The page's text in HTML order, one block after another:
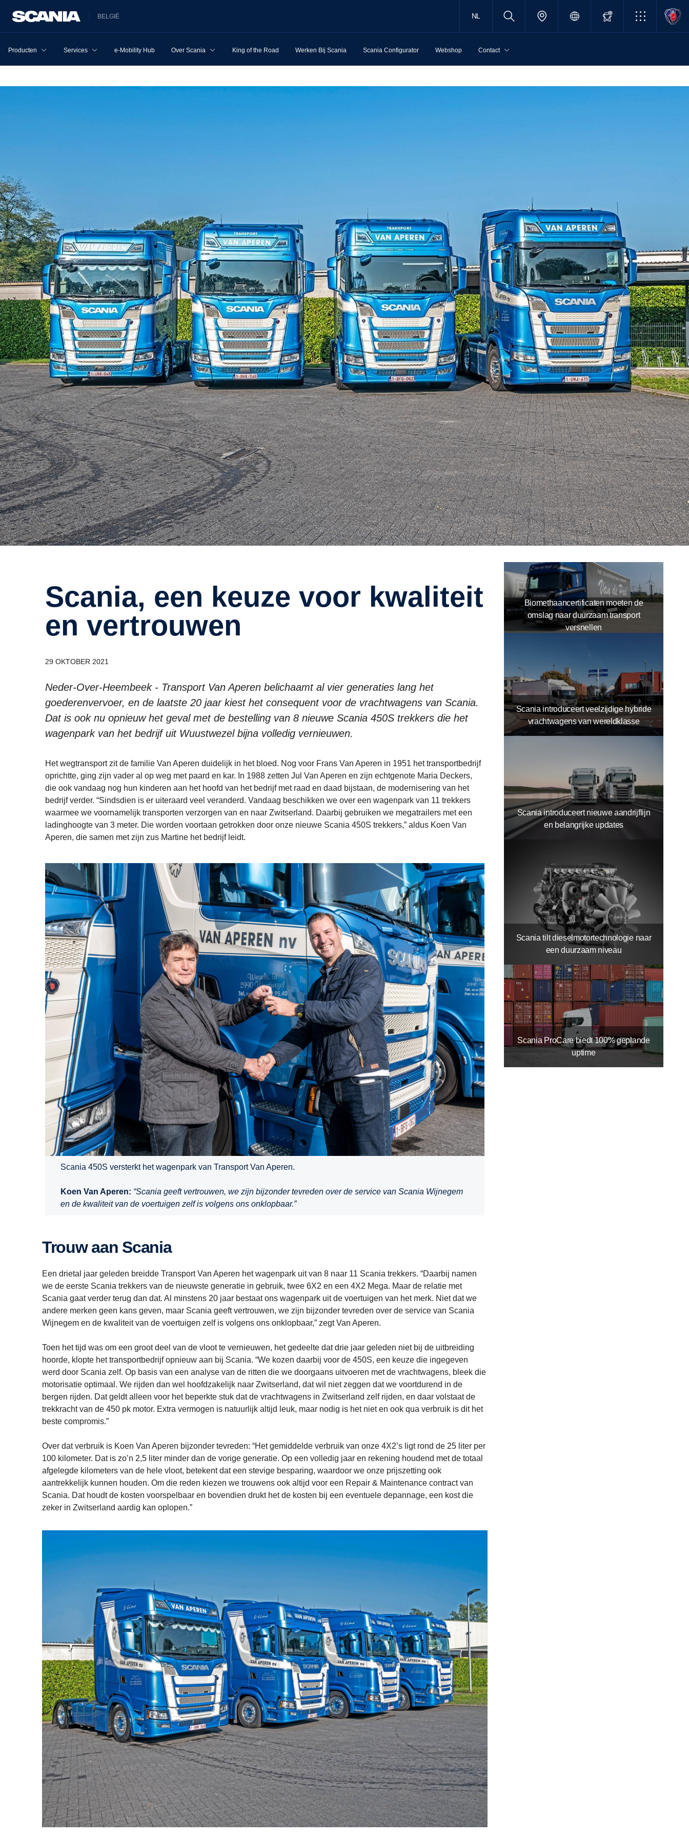
BELGIË NL
Producten Services e-Mobility Hub Over Scania King of the Road Werken Bij Scania Scania Configurator Webshop Contact
Scania, een keuze voor kwaliteit
en vertrouwen
29 OKTOBER 2021
Neder-Over-Heembeek - Transport Van Aperen belichaamt al vier generaties lang het
goederenvervoer, en de laatste 20 jaar kiest het consequent voor de vrachtwagens van Scania.
Dat is ook nu opnieuw het geval met de bestelling van 8 nieuwe Scania 450S trekkers die het
wagenpark van het bedrijf uit Wuustwezel bijna volledig vernieuwen.
Het wegtransport zit de familie Van Aperen duidelijk in het bloed. Nog voor Frans Van Aperen in 1951 het transportbedrijf
oprichtte, ging zijn vader al op weg met paard en kar. In 1988 zetten Jul Van Aperen en zijn echtgenote Maria Deckers,
die ook vandaag nog hun kinderen aan het hoofd van het bedrijf met raad en daad bijstaan, de modernisering van het
bedrijf verder. “Sindsdien is er uiteraard veel veranderd. Vandaag beschikken we over een wagenpark van 11 trekkers
waarmee we voornamelijk transporten verzorgen van en naar Zwitserland. Daarbij gebruiken we megatrailers met een
ladinghoogte van 3 meter. Die worden voortaan getrokken door onze nieuwe Scania 450S trekkers,” aldus Koen Van
Aperen, die samen met zijn zus Martine het bedrijf leidt.
Scania 450S versterkt het wagenpark van Transport Van Aperen.
Koen Van Aperen: “Scania geeft vertrouwen, we zijn bijzonder tevreden over de service van Scania Wijnegem
en de kwaliteit van de voertuigen zelf is volgens ons onklopbaar.”
Trouw aan Scania
Een drietal jaar geleden breidde Transport Van Aperen het wagenpark uit van 8 naar 11 Scania trekkers. “Daarbij namen
we de eerste Scania trekkers van de nieuwste generatie in gebruik, twee 6X2 en een 4X2 Mega. Maar de relatie met
Scania gaat verder terug dan dat. Al minstens 20 jaar bestaat ons wagenpark uit de voertuigen van het merk. Niet dat we
andere merken geen kans geven, maar Scania geeft vertrouwen, we zijn bijzonder tevreden over de service van Scania
Wijnegem en de kwaliteit van de voertuigen zelf is volgens ons onklopbaar,” zegt Van Aperen.
Toen het tijd was om een groot deel van de vloot te vernieuwen, het gedeelte dat drie jaar geleden niet bij de uitbreiding
hoorde, klopte het transportbedrijf opnieuw aan bij Scania. “We kozen daarbij voor de 450S, een keuze die ingegeven
werd door Scania zelf. Op basis van een analyse van de ritten die we doorgaans uitvoeren met de vrachtwagens, bleek die
motorisatie optimaal. We rijden dan wel hoofdzakelijk naar Zwitserland, dat wil niet zeggen dat we voortdurend in de
bergen rijden. Dat geldt alleen voor het beperkte stuk dat de vrachtwagens in Zwitserland zelf rijden, en daar volstaat de
trekkracht van de 450 pk motor. Extra vermogen is natuurlijk altijd leuk, maar nodig is het niet en ook qua verbruik is dit het
beste compromis.”
Over dat verbruik is Koen Van Aperen bijzonder tevreden: “Het gemiddelde verbruik van onze 4X2’s ligt rond de 25 liter per
100 kilometer. Dat is zo’n 2,5 liter minder dan de vorige generatie. Op een volledig jaar en rekening houdend met de totaal
afgelegde kilometers van de hele vloot, betekent dat een stevige besparing, waardoor we onze prijszetting ook
aantrekkelijk kunnen houden. Om die reden kiezen we trouwens ook altijd voor een Repair & Maintenance contract van
Scania. Dat houdt de kosten voorspelbaar en bovendien drukt het de kosten bij een eventuele depannage, een kost die
zeker in Zwitserland aardig kan oplopen.”
Biomethaancertificaten moeten de
omslag naar duurzaam transport
versnellen
Scania introduceert veelzijdige hybride
vrachtwagens van wereldklasse
Scania introduceert nieuwe aandrijflijn
en belangrijke updates
Scania tilt dieselmotortechnologie naar
een duurzaam niveau
Scania ProCare biedt 100% geplande
uptime